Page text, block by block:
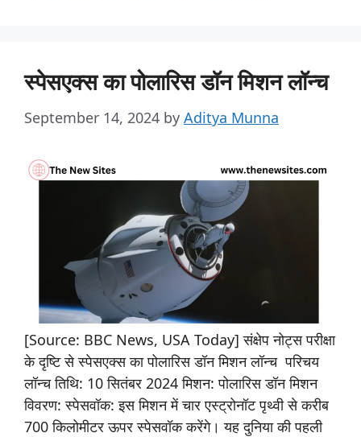
स्पेसएक्स का पोलारिस डॉन मिशन लॉन्च
September 14, 2024 by Aditya Munna
[Source: BBC News, USA Today] संक्षेप नोट्स परीक्षा
के दृष्टि से स्पेसएक्स का पोलारिस डॉन मिशन लॉन्च परिचय
लॉन्च तिथि: 10 सितंबर 2024 मिशन: पोलारिस डॉन मिशन
विवरण: स्पेसवॉक: इस मिशन में चार एस्ट्रोनॉट पृथ्वी से करीब
700 किलोमीटर ऊपर स्पेसवॉक करेंगे। यह दुनिया की पहली